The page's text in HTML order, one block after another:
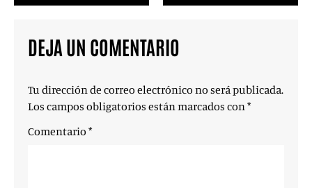
DEJA UN COMENTARIO
Tu dirección de correo electrónico no será publicada.
Los campos obligatorios están marcados con*
Comentario *